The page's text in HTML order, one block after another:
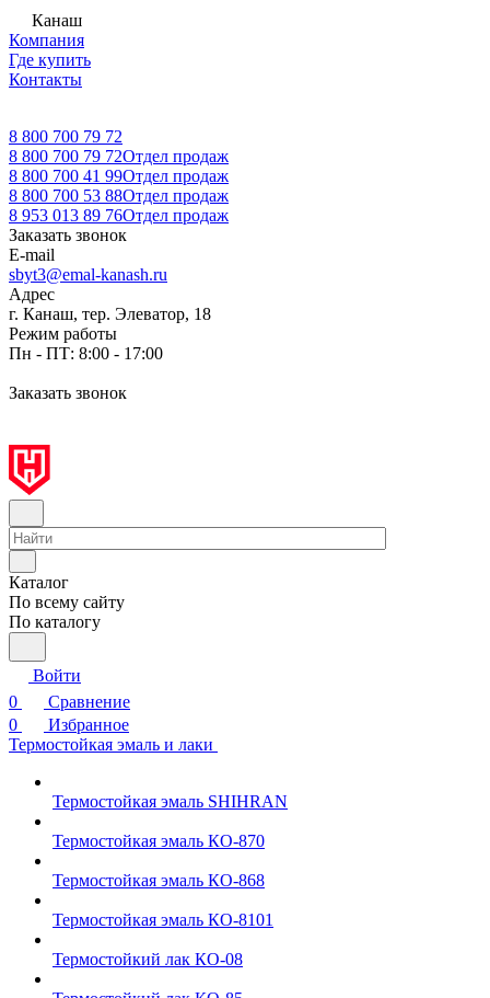
Канаш
Компания
Где купить
Контакты
8 800 700 79 72
8 800 700 79 72Отдел продаж
8 800 700 41 99Отдел продаж
8 800 700 53 88Отдел продаж
8 953 013 89 76Отдел продаж
Заказать звонок
E-mail
sbyt3@emal-kanash.ru
Адрес
г. Канаш, тер. Элеватор, 18
Режим работы
Пн - ПТ: 8:00 - 17:00
Заказать звонок
Каталог
По всему сайту
По каталогу
Войти
0
Сравнение
0
Избранное
Термостойкая эмаль и лаки
Термостойкая эмаль SHIHRAN
Термостойкая эмаль КО-870
Термостойкая эмаль КО-868
Термостойкая эмаль КО-8101
Термостойкий лак КО-08